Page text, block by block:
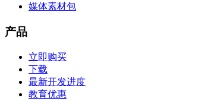
媒体素材包
产品
立即购买
下载
最新开发进度
教育优惠